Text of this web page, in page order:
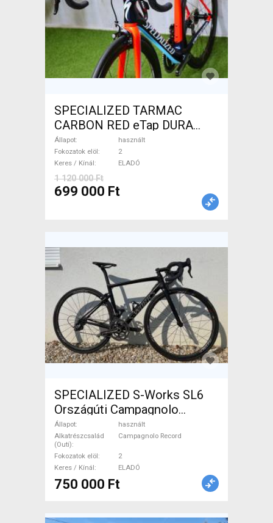
SPECIALIZED TARMAC
CARBON RED eTap DURA
Országúti használt ELADÓ
Állapot
használt
Fokozatok elöl
2
Keres / Kínál
ELADÓ
1 120 000 Ft
699 000 Ft
SPECIALIZED S-Works SL6
Országúti Campagnolo
Record patkófék használt
ELADÓ
Állapot
használt
Alkatrészcsalád
(Outi)
Campagnolo Record
Fokozatok elöl
2
Keres / Kínál
ELADÓ
750 000 Ft